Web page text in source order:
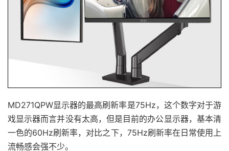
MD271QPW显示器的最高刷新率是75Hz，这个数字对于游
戏显示器而言并没有太高，但是目前的办公显示器，基本清
一色的60Hz刷新率，对比之下，75Hz刷新率在日常使用上
流畅感会强不少。